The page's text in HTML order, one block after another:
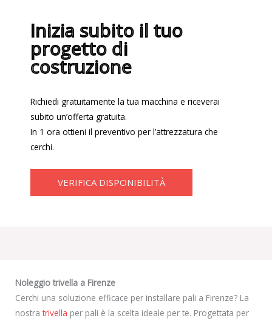
Inizia subito il tuo
progetto di
costruzione
Richiedi gratuitamente la tua macchina e riceverai
subito un’offerta gratuita.
In 1 ora ottieni il preventivo per l’attrezzatura che
cerchi.
VERIFICA DISPONIBILITÀ
Noleggio trivella a Firenze
Cerchi una soluzione efficace per installare pali a Firenze? La
nostratrivella per pali è la scelta ideale per te. Progettata per